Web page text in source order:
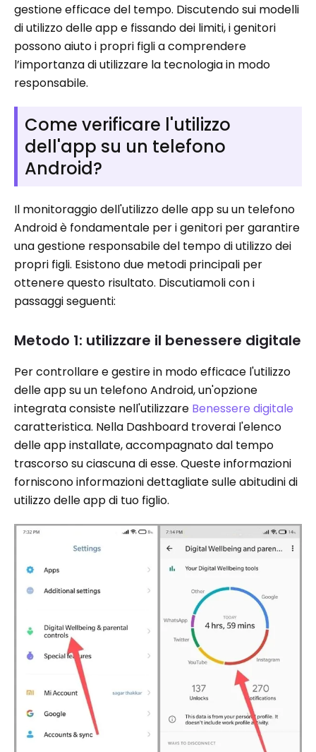
gestione efficace del tempo. Discutendo sui modelli
di utilizzo delle app e fissando dei limiti, i genitori
possono aiuto i propri figli a comprendere
l’importanza di utilizzare la tecnologia in modo
responsabile.
Come verificare l'utilizzo
dell'app su un telefono
Android?
Il monitoraggio dell'utilizzo delle app su un telefono
Android è fondamentale per i genitori per garantire
una gestione responsabile del tempo di utilizzo dei
propri figli. Esistono due metodi principali per
ottenere questo risultato. Discutiamoli con i
passaggi seguenti:
Metodo 1: utilizzare il benessere digitale
Per controllare e gestire in modo efficace l'utilizzo
delle app su un telefono Android, un'opzione
integrata consiste nell'utilizzare Benessere digitale
caratteristica. Nella Dashboard troverai l'elenco
delle app installate, accompagnato dal tempo
trascorso su ciascuna di esse. Queste informazioni
forniscono informazioni dettagliate sulle abitudini di
utilizzo delle app di tuo figlio.